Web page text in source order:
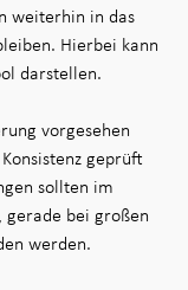
weiterhin in das
Hierbei kann
darstellen.
vorgesehen
geprüft
sollten im
gerade bei großen
werden.